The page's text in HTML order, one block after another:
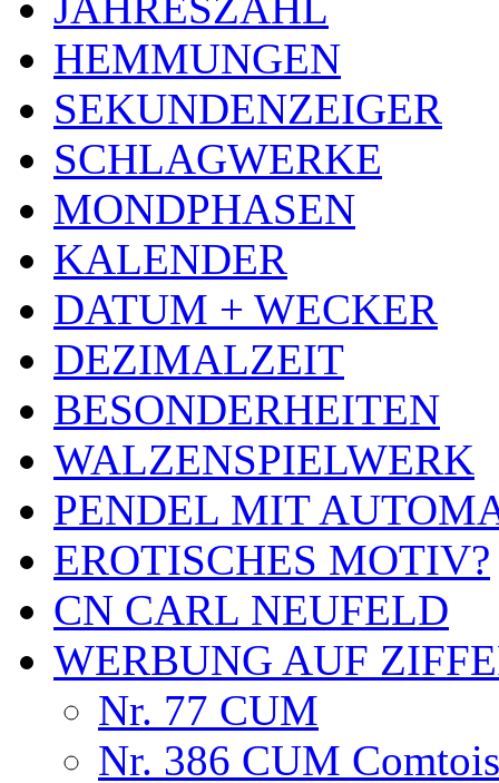
HEMMUNGEN
SEKUNDENZEIGER
SCHLAGWERKE
MONDPHASEN
KALENDER
DATUM + WECKER
DEZIMALZEIT
BESONDERHEITEN
WALZENSPIELWERK
PENDEL MIT
EROTISCHES MOTIV?
CN CARL NEUFELD
WERBUNG AUF
Nr. 77 CUM
Nr. 386 CUM